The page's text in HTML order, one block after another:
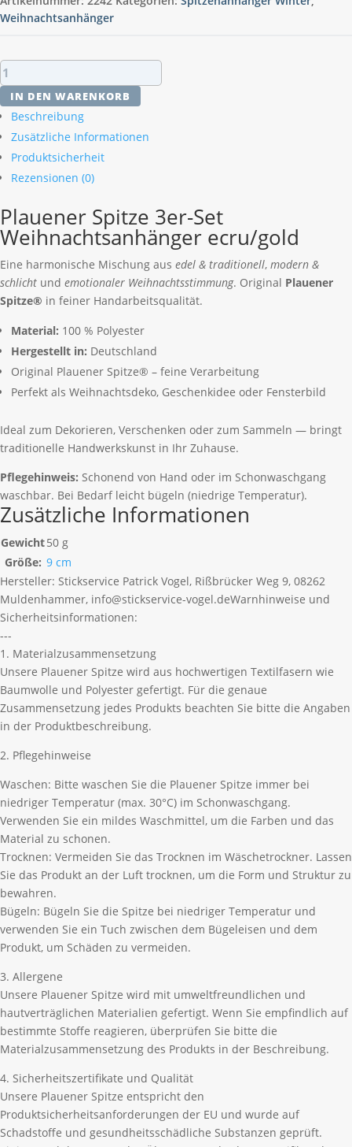
Weihnachtsanhänger
Plauener
Spitze
3er-
Set
Weihnachtsanhänger
ecru/gold
Menge
IN DEN WARENKORB
Beschreibung
Zusätzliche Informationen
Produktsicherheit
Rezensionen (0)
Plauener Spitze 3er-Set
Weihnachtsanhänger ecru/gold
Eine harmonische Mischung aus edel & traditionell, modern &
schlicht und emotionaler Weihnachtsstimmung. Original Plauener
Spitze® in feiner Handarbeitsqualität.
Material: 100 % Polyester
Hergestellt in: Deutschland
Original Plauener Spitze® – feine Verarbeitung
Perfekt als Weihnachtsdeko, Geschenkidee oder Fensterbild
Ideal zum Dekorieren, Verschenken oder zum Sammeln — bringt
traditionelle Handwerkskunst in Ihr Zuhause.
Pflegehinweis: Schonend von Hand oder im Schonwaschgang
waschbar. Bei Bedarf leicht bügeln (niedrige Temperatur).
Zusätzliche Informationen
Gewicht50 g
Größe: 9 cm
Hersteller: Stickservice Patrick Vogel, Rißbrücker Weg 9, 08262
Muldenhammer, info@stickservice-vogel.deWarnhinweise und
Sicherheitsinformationen:
---
1. Materialzusammensetzung
Unsere Plauener Spitze wird aus hochwertigen Textilfasern wie
Baumwolle und Polyester gefertigt. Für die genaue
Zusammensetzung jedes Produkts beachten Sie bitte die Angaben
in der Produktbeschreibung.
2. Pflegehinweise
Waschen: Bitte waschen Sie die Plauener Spitze immer bei
niedriger Temperatur (max. 30°C) im Schonwaschgang.
Verwenden Sie ein mildes Waschmittel, um die Farben und das
Material zu schonen.
Trocknen: Vermeiden Sie das Trocknen im Wäschetrockner. Lassen
Sie das Produkt an der Luft trocknen, um die Form und Struktur zu
bewahren.
Bügeln: Bügeln Sie die Spitze bei niedriger Temperatur und
verwenden Sie ein Tuch zwischen dem Bügeleisen und dem
Produkt, um Schäden zu vermeiden.
3. Allergene
Unsere Plauener Spitze wird mit umweltfreundlichen und
hautverträglichen Materialien gefertigt. Wenn Sie empfindlich auf
bestimmte Stoffe reagieren, überprüfen Sie bitte die
Materialzusammensetzung des Produkts in der Beschreibung.
4. Sicherheitszertifikate und Qualität
Unsere Plauener Spitze entspricht den
Produktsicherheitsanforderungen der EU und wurde auf
Schadstoffe und gesundheitsschädliche Substanzen geprüft.